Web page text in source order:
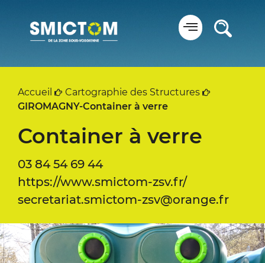
Accueil
Cartographie des Structures
GIROMAGNY-Container à verre
Container à verre
03 84 54 69 44
https://www.smictom-zsv.fr/
secretariat.smictom-zsv@orange.fr